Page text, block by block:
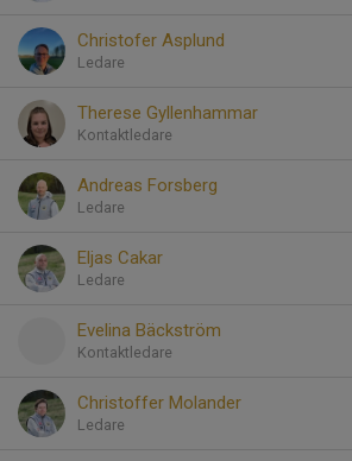
Christofer Asplund
Ledare
Therese Gyllenhammar
Kontaktledare
Andreas Forsberg
Ledare
Eljas Cakar
Ledare
Evelina Bäckström
Kontaktledare
Christoffer Molander
Ledare